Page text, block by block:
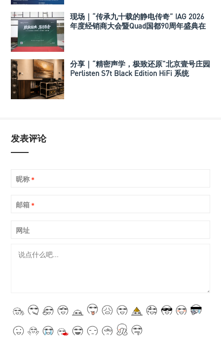
现场｜“传承九十载的静电传奇” IAG 2026
年度经销商大会暨Quad国都90周年盛典在
分享｜“精密声学，极致还原”北京壹号庄园
Perlisten S7t Black Edition HiFi 系统
发表评论
昵称 *
邮箱 *
网址